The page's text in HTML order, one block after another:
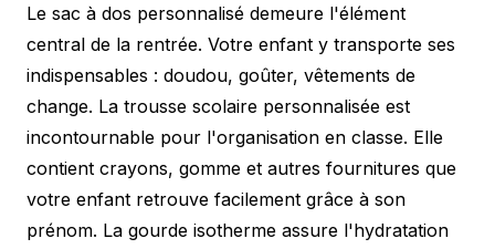
Le sac à dos personnalisé demeure l'élément
central de la rentrée. Votre enfant y transporte ses
indispensables : doudou, goûter, vêtements de
change. La trousse scolaire personnalisée est
incontournable pour l'organisation en classe. Elle
contient crayons, gomme et autres fournitures que
votre enfant retrouve facilement grâce à son
prénom. La gourde isotherme assure l'hydratation